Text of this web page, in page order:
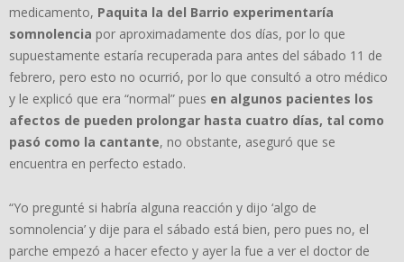
medicamento, Paquita la del Barrio experimentaría
somnolencia por aproximadamente dos días, por lo que
supuestamente estaría recuperada para antes del sábado 11 de
febrero, pero esto no ocurrió, por lo que consultó a otro médico
y le explicó que era “normal” pues en algunos pacientes los
afectos de pueden prolongar hasta cuatro días, tal como
pasó como la cantante, no obstante, aseguró que se
encuentra en perfecto estado.
“Yo pregunté si habría alguna reacción y dijo ‘algo de
somnolencia’ y dije para el sábado está bien, pero pues no, el
parche empezó a hacer efecto y ayer la fue a ver el doctor de